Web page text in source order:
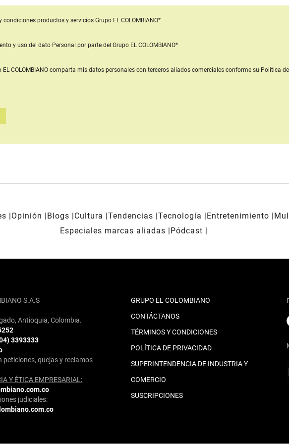
condiciones productos y servicios Grupo EL COLOMBIANO*
y uso del dato Personal por parte del Grupo EL COLOMBIANO*
COLOMBIANO comparta mis datos personales con terceros aliados comercialesconforme su Política
Opinión Blogs Cultura Tendencias Tecnología Entretenimiento
Especiales marcas aliadas
Pódcast
S.A.S
Antioquia, Colombia.
3393333
quejas y reclamos
Y ÉTICA EMPRESARIAL:
judiciales:
GRUPO EL COLOMBIANO
CONTÁCTANOS
TÉRMINOS Y CONDICIONES
POLÍTICA DE PRIVACIDAD
SUPERINTENDENCIA DE INDUSTRIA Y
COMERCIO
SUSCRIPCIONES